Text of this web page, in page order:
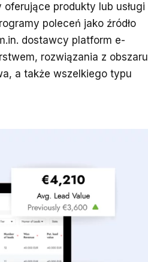
produkty lub usługi
poleceń jako źródło
dostawcy platform e-
rozwiązania z obszaru
a także wszelkiego typu